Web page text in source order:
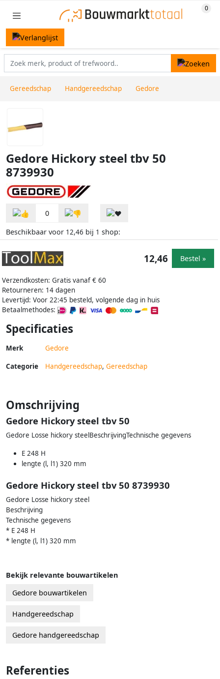
Gereedschap Handgereedschap Gedore
Gedore Hickory steel tbv 50
8739930
0
Beschikbaar voor 12,46 bij 1 shop:
Verzendkosten: Gratis vanaf € 60
Retourneren: 14 dagen
Levertijd: Voor 22:45 besteld, volgende dag in huis
Betaalmethodes:
12,46 Bestel »
Specificaties
Merk Gedore
Categorie Handgereedschap, Gereedschap
Omschrijving
Gedore Hickory steel tbv 50
Gedore Losse hickory steelBeschrijvingTechnische gegevens
E 248 H
lengte (l, l1) 320 mm
Gedore Hickory steel tbv 50 8739930
Gedore Losse hickory steel
Beschrijving
Technische gegevens
* E 248 H
* lengte (l, l1) 320 mm
Bekijk relevante bouwartikelen
Gedore bouwartikelen
Handgereedschap
Gedore handgereedschap
Referenties